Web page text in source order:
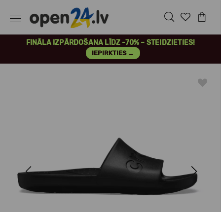
FINĀLA IZPĀRDOŠANA LĪDZ -70% – STEIDZIETIES!
IEPIRKTIES →
Previous Next